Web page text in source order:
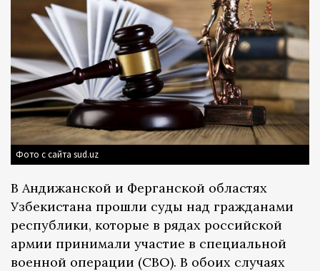
Фото с сайта sud.uz
В Андижанской и Ферганской областях
Узбекистана прошли суды над гражданами
республики, которые в рядах российской
армии принимали участие в специальной
военной операции (СВО). В обоих случаях